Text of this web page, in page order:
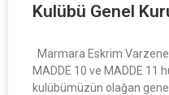
Kulübü Genel
Marmara Eskrim
MADDE 10 ve MADDE 11
kulübümüzün olağan